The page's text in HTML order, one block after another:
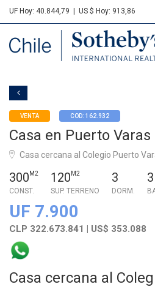
UF Hoy: 40.844,79 US $ Hoy: 913,86
Sotheby's
VENTA COD: 162.932
Casa en Puerto Varas
Casa cercana al Colegio Puerto
300 M2
CONST.
120 M2
SUP. TERRENO
3
DORM.
3
UF 7.900
CLP 322.673.841 | US$ 353.088
Casa cercana al